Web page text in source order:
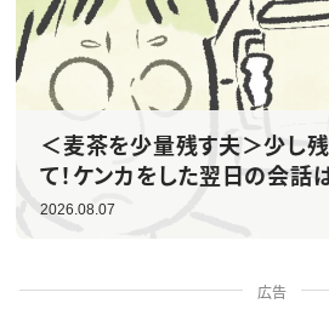
＜麦茶を少量残す夫＞少し
て！ケンカをした翌日の会話
2026.08.07
広告